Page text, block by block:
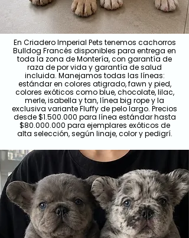
En Criadero Imperial Pets tenemos cachorros
Bulldog Francés disponibles para entrega en
toda la zona de Montería, con garantía de
raza de por vida y garantía de salud
incluida. Manejamos todas las líneas:
estándar en colores atigrado, fawn y pied,
colores exóticos como blue, chocolate, lilac,
merle, isabella y tan, línea big rope y la
exclusiva variante Fluffy de pelo largo. Precios
desde $1.500.000 para línea estándar hasta
$80.000.000 para ejemplares exóticos de
alta selección, según linaje, color y pedigrí.